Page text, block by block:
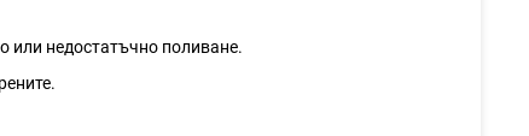
или недостатъчно поливане.